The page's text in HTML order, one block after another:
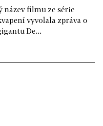
název filmu ze série
vyvolala zpráva o
De...